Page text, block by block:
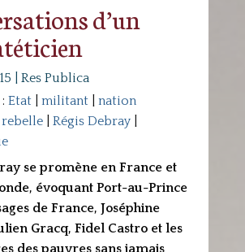
d’un
Res Publica
Etat| militant| nation
rebelle| Régis Debray|
se promène en France et
évoquant Port-au-Prince
de France, Joséphine
Gracq, Fidel Castro et les
des pauvres sans jamais